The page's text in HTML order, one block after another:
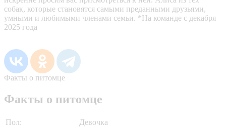
собак, которые становятся самыми преданными друзьями,
умными и любимыми членами семьи. *На команде с декабря
2025 года
Факты о питомце
Факты о питомце
Пол:
Девочка